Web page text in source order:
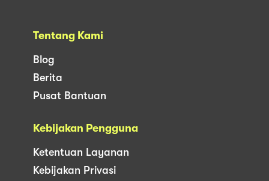
Tentang Kami
Blog
Berita
Pusat Bantuan
Kebijakan Pengguna
Ketentuan Layanan
Kebijakan Privasi